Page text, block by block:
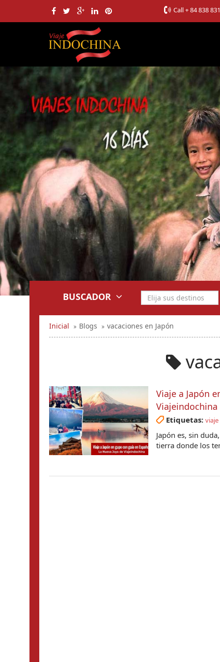
Call+ 84 838
BUSCADOR
Inicial Blogs vacaciones en Japón
Viaje a Japón
Viajeindochina
Etiquetas: viaje
Japón es, sin
tierra donde los